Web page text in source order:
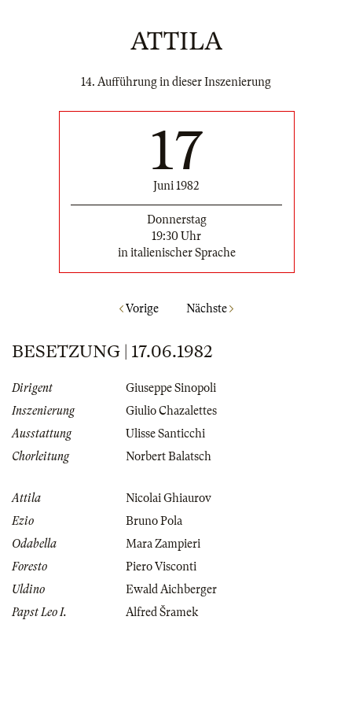
ATTILA
14. Aufführung in dieser Inszenierung
17
Juni 1982
Donnerstag
19:30 Uhr
in italienischer Sprache
Vorige Nächste
BESETZUNG | 17.06.1982
Dirigent
Giuseppe Sinopoli
Inszenierung
Giulio Chazalettes
Ausstattung
Ulisse Santicchi
Chorleitung
Norbert Balatsch
Attila
Nicolai Ghiaurov
Ezio
Bruno Pola
Odabella
Mara Zampieri
Foresto
Piero Visconti
Uldino
Ewald Aichberger
Papst Leo I.
Alfred Šramek